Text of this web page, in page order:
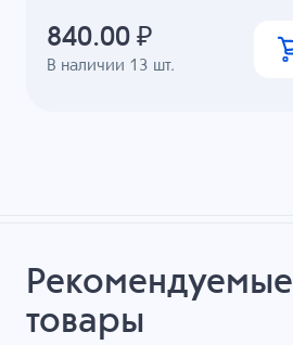
В наличии 13 шт.
840.00 ₽
Рекомендуемые
товары